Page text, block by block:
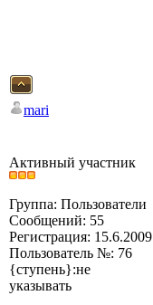
mari
Активный участник
Группа: Пользователи
Сообщений: 55
Регистрация: 15.6.2009
Пользователь №: 76
{ступень}:не
указывать